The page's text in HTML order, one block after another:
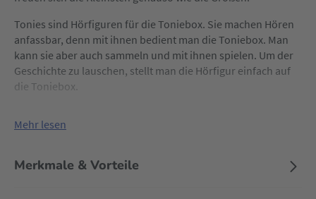
Tonies sind Hörfiguren für die Toniebox. Sie machen Hören
anfassbar, denn mit ihnen bedient man die Toniebox. Man
kann sie aber auch sammeln und mit ihnen spielen. Um der
Geschichte zu lauschen, stellt man die Hörfigur einfach auf
die Toniebox.
Mehr lesen
Merkmale & Vorteile